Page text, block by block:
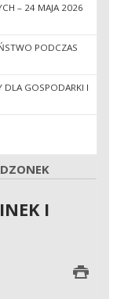
– 24 MAJA 2026
PODCZAS
DLA GOSPODARKI I
I